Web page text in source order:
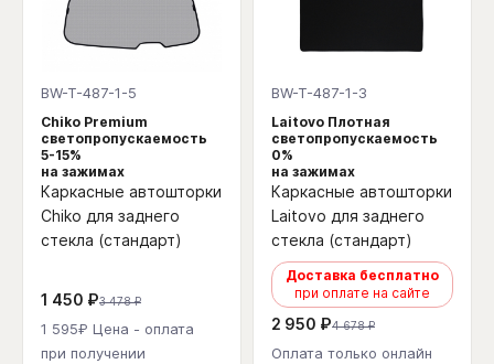
BW-T-487-1-5
Chiko Premium
светопропускаемость
5-15%
на зажимах
Каркасные автошторки
Chiko для заднего
стекла (стандарт)
1 450 ₽3 478 ₽
1 595₽ Цена - оплата
при получении
BW-T-487-1-3
Laitovo Плотная
светопропускаемость
0%
на зажимах
Каркасные автошторки
Laitovo для заднего
стекла (стандарт)
Доставка бесплатно
при оплате на сайте
2 950 ₽4 678 ₽
Оплата только онлайн